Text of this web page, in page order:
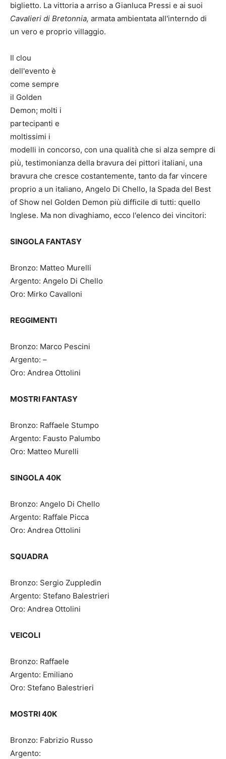
biglietto. La vittoria a arriso a Gianluca Pressi e ai suoi
Cavalieri di Bretonnia, armata ambientata all'interndo di
un vero e proprio villaggio.
Il clou
dell'evento è
come sempre
il Golden
Demon; molti i
partecipanti e
moltissimi i
modelli in concorso, con una qualità che si alza sempre di
più, testimonianza della bravura dei pittori italiani, una
bravura che cresce costantemente, tanto da far vincere
proprio a un italiano, Angelo Di Chello, la Spada del Best
of Show nel Golden Demon più difficile di tutti: quello
Inglese. Ma non divaghiamo, ecco l'elenco dei vincitori:
SINGOLA FANTASY
Bronzo: Matteo Murelli
Argento: Angelo Di Chello
Oro: Mirko Cavalloni
REGGIMENTI
Bronzo: Marco Pescini
Argento: –
Oro: Andrea Ottolini
MOSTRI FANTASY
Bronzo: Raffaele Stumpo
Argento: Fausto Palumbo
Oro: Matteo Murelli
SINGOLA 40K
Bronzo: Angelo Di Chello
Argento: Raffale Picca
Oro: Andrea Ottolini
SQUADRA
Bronzo: Sergio Zuppledin
Argento: Stefano Balestrieri
Oro: Andrea Ottolini
VEICOLI
Bronzo: Raffaele
Argento: Emiliano
Oro: Stefano Balestrieri
MOSTRI 40K
Bronzo: Fabrizio Russo
Argento: